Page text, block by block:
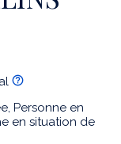
Personne en
en situation de